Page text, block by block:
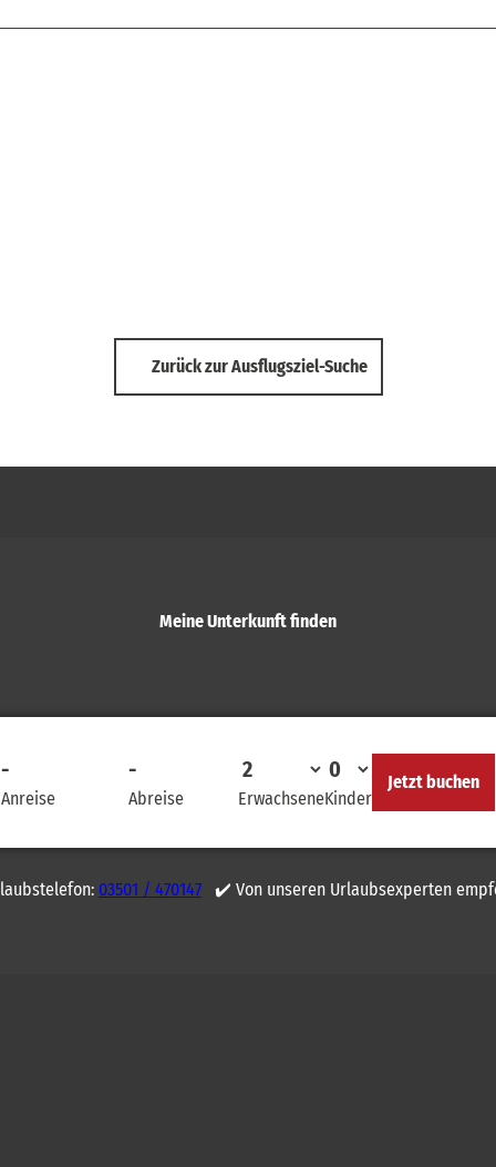
Zurück zur Ausflugsziel-Suche
Meine Unterkunft finden
Anreise
-
Abreise
-
ErwachseneKinder
Jetzt buchen
03501 / 470147 ✔️ Von unseren Urlaubsexperten